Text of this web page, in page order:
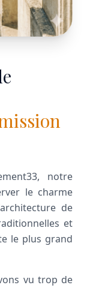
notre
le charme
de
et
le plus grand
vu trop de